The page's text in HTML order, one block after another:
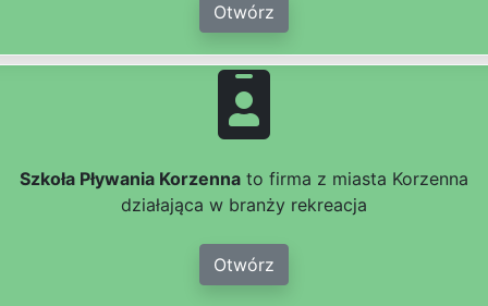
Otwórz
Szkoła Pływania Korzenna to firma z miasta Korzenna
działająca w branży rekreacja
Otwórz